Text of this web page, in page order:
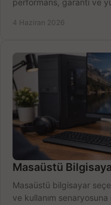
4 Haziran 2026
Masaüstü
Masaüstü bilgisayar
ve kullanım